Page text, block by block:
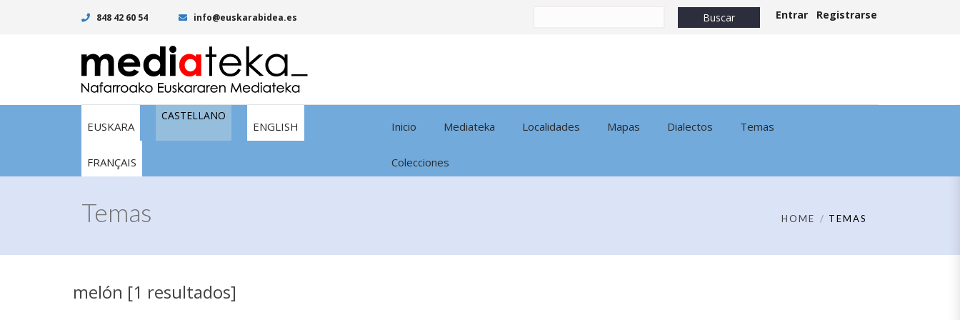
848 42 60 54 info@euskarabidea.es Entrar Registrarse
EUSKARA
CASTELLANO
ENGLISH
FRANÇAIS
Inicio Mediateka Localidades Mapas Dialectos Temas
Colecciones
Temas HOME TEMAS
melón [1 resultados]